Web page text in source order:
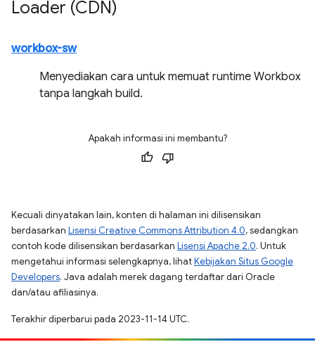
Loader (CDN)
workbox-sw
Menyediakan cara untuk memuat runtime Workbox
tanpa langkah build.
Apakah informasi ini membantu?
Kecuali dinyatakan lain, konten di halaman ini dilisensikan
berdasarkan Lisensi Creative Commons Attribution 4.0, sedangkan
contoh kode dilisensikan berdasarkan Lisensi Apache 2.0. Untuk
mengetahui informasi selengkapnya, lihatKebijakan Situs Google
Developers. Java adalah merek dagang terdaftar dari Oracle
dan/atau afiliasinya.
Terakhir diperbarui pada 2023-11-14 UTC.